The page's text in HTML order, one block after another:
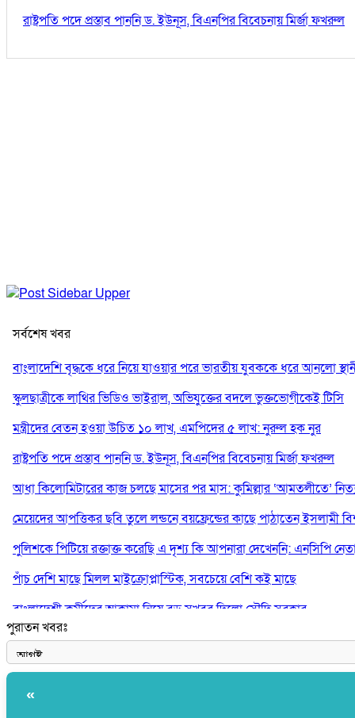
রাষ্ট্রপতি পদে প্রস্তাব পাননি ড. ইউনূস, বিএনপির বিবেচনায় মির্জা ফখরুল
সর্বশেষ খবর
বাংলাদেশি বৃদ্ধকে ধরে নিয়ে যাওয়ার পরে ভারতীয় যুবককে ধরে আনলো
স্কুলছাত্রীকে লাথির ভিডিও ভাইরাল, অভিযুক্তের বদলে ভুক্তভোগীকেই টিসি
মন্ত্রীদের বেতন হওয়া উচিত ১০ লাখ, এমপিদের ৫ লাখ: নুরুল হক নুর
রাষ্ট্রপতি পদে প্রস্তাব পাননি ড. ইউনূস, বিএনপির বিবেচনায় মির্জা ফখরুল
আধা কিলোমিটারের কাজ চলছে মাসের পর মাস: কুমিল্লার ‘আমতলীতে’
মেয়েদের আপত্তিকর ছবি তুলে লন্ডনে বয়ফ্রেন্ডের কাছে পাঠাতেন ইসলামী
পুলিশকে পিটিয়ে রক্তাক্ত করেছি এ দৃশ্য কি আপনারা দেখেননি: এনসিপি
পাঁচ দেশি মাছে মিলল মাইক্রোপ্লাস্টিক, সবচেয়ে বেশি কই মাছে
বাংলাদেশী কর্মীদের আকামা নিয়ে বড় সুখবর দিলো সৌদি সরকার
ভারতের পূর্ব সীমান্তে এখন ‘আরেকটি পাকিস্তান’ গড়ে উঠেছে: সজীব
পুরাতন খবরঃ
«